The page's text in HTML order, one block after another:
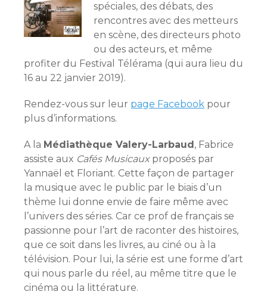
spéciales, des débats, des
rencontres avec des metteurs
en scène, des directeurs photo
ou des acteurs, et même
profiter du Festival Télérama (qui aura lieu du
16 au 22 janvier 2019).
Rendez-vous sur leur page Facebook pour
plus d’informations.
A la Médiathèque Valery-Larbaud , Fabrice
assiste aux Cafés Musicauxproposés par
Yannaël et Floriant. Cette façon de partager
la musique avec le public par le biais d’un
thème lui donne envie de faire même avec
l’univers des séries. Car ce prof de français se
passionne pour l’art de raconter des histoires,
que ce soit dans les livres, au ciné ou à la
télévision. Pour lui, la série est une forme d’art
qui nous parle du réel, au même titre que le
cinéma ou la littérature.